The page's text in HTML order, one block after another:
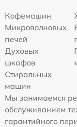
Кофемашин
Микроволновых
печей
Духовых
шкафов
Стиральных
машин
Мы занимаемся
обслуживанием
гарантийного